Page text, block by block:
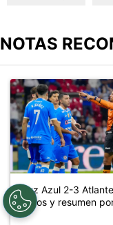
NOTAS
Este listado muestra
Un artículo de